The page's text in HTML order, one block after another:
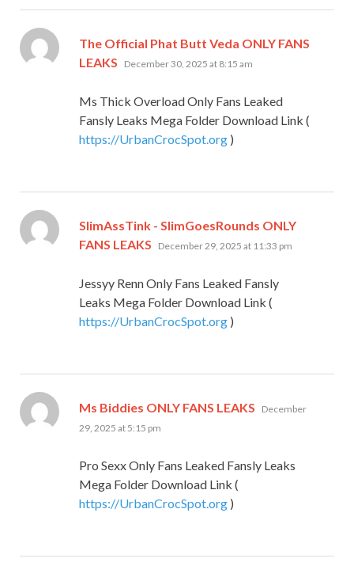
The Official Phat Butt Veda ONLY FANS
LEAKS says:
December 30, 2025 at 8:15 am
Ms Thick Overload Only Fans Leaked
Fansly Leaks Mega Folder Download Link (
https://UrbanCrocSpot.org )
SlimAssTink - SlimGoesRounds ONLY
FANS LEAKS says:
December 29, 2025 at 11:33 pm
Jessyy Renn Only Fans Leaked Fansly
Leaks Mega Folder Download Link (
https://UrbanCrocSpot.org )
Ms Biddies ONLY FANS LEAKS says:
December
29, 2025 at 5:15 pm
Pro Sexx Only Fans Leaked Fansly Leaks
Mega Folder Download Link (
https://UrbanCrocSpot.org )